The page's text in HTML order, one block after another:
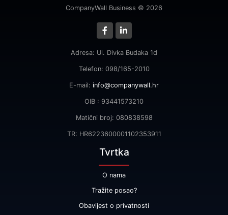
CompanyWall Business © 2026
Adresa: Ul. Divka Budaka 1d
Telefon: 098/165-2010
E-mail: info@companywall.hr
OIB : 93441573210
Matični broj: 080838598
TR: HR6223600001102353911
Tvrtka
O nama
Tražite posao?
Obavijest o privatnosti